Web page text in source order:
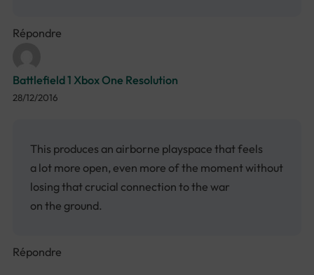
Répondre
Battlefield 1 Xbox One Resolution
28/12/2016
This produces an airborne playspace that feels
a lot more open, even more of the moment without
losing that crucial connection to the war
on the ground.
Répondre